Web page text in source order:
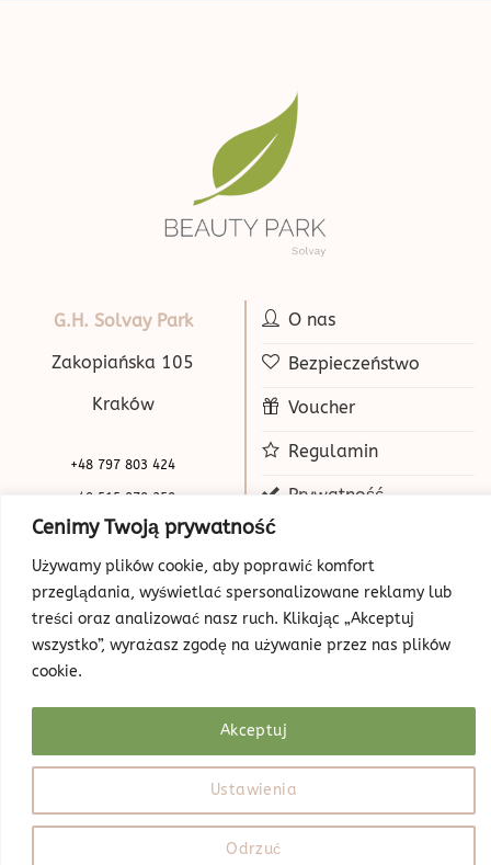
Cenimy Twoją prywatność
Używamy plików cookie, aby poprawić komfort
przeglądania, wyświetlać spersonalizowane reklamy lub
treści oraz analizować nasz ruch. Klikając „Akceptuj
wszystko”, wyrażasz zgodę na używanie przez nas plików
cookie.
Ustawienia
Odrzuć
Akceptuj
G.H. Solvay Park
Zakopiańska 105
Kraków
+48 797 803 424
+48 515 070 250
biuro@beauty-park.pl
O nas
Bezpieczeństwo
Voucher
Regulamin
Prywatność
© Copyright 2026 | Beauty Park
Web Design